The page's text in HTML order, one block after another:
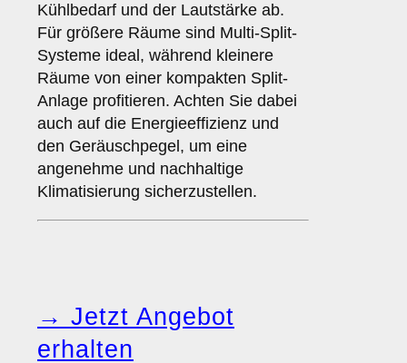
Kühlbedarf und der Lautstärke ab.
Für größere Räume sind Multi-Split-
Systeme ideal, während kleinere
Räume von einer kompakten Split-
Anlage profitieren. Achten Sie dabei
auch auf die Energieeffizienz und
den Geräuschpegel, um eine
angenehme und nachhaltige
Klimatisierung sicherzustellen.
→ Jetzt Angebot
erhalten